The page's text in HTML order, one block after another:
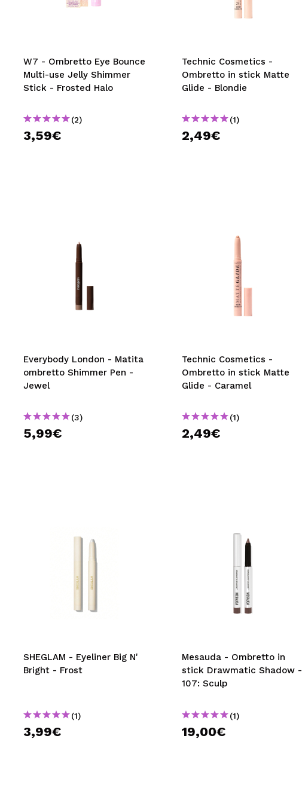
TRAVEL SIZE
NATURE
SPECIALE
W7 - Ombretto Eye Bounce
Multi-use Jelly Shimmer
Stick - Frosted Halo
(2)
3,59€
Technic Cosmetics -
Ombretto in stick Matte
Glide - Blondie
(1)
2,49€
Everybody London - Matita
ombretto Shimmer Pen -
Jewel
(3)
5,99€
Technic Cosmetics -
Ombretto in stick Matte
Glide - Caramel
(1)
2,49€
SHEGLAM - Eyeliner Big N'
Bright - Frost
(1)
3,99€
Mesauda - Ombretto in
stick Drawmatic Shadow -
107: Sculp
(1)
19,00€